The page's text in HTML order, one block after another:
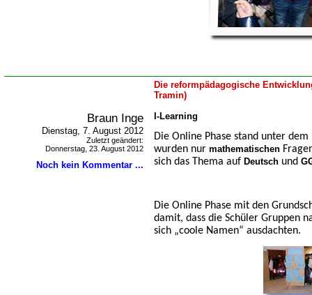
Die reformpädagogische
Tramin)
Braun Inge
Dienstag, 7. August 2012
Zuletzt geändert:
Donnerstag, 23. August 2012
Noch kein Kommentar ...
I-Learning
Die Online Phase stand unter dem
wurden nur mathematischen
sich das Thema auf Deutsch und
Die Online Phase mit den
damit, dass die Schüler Gruppen
sich „coole Namen“ ausdachten.